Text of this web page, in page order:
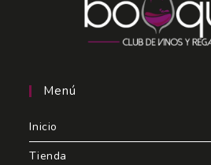
Menú
Inicio
Tienda